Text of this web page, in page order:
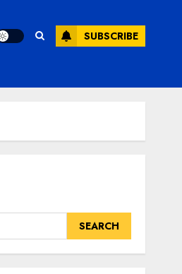
SUBSCRIBE
SEARCH